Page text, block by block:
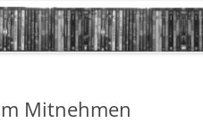
4K BLU-RAY DISC
DOWNLOAD
Mitnehmen